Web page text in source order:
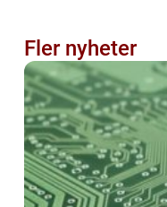
Fler nyheter